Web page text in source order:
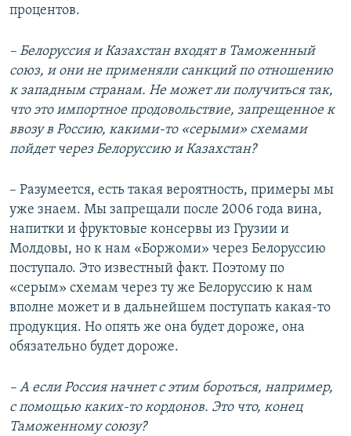
процентов.
– Белоруссия и Казахстан входят в Таможенный
союз, и они не применяли санкций по отношению
к западным странам. Не может ли получиться так,
что это импортное продовольствие, запрещенное к
ввозу в Россию, какими-то «серыми» схемами
пойдет через Белоруссию и Казахстан?
– Разумеется, есть такая вероятность, примеры мы
уже знаем. Мы запрещали после 2006 года вина,
напитки и фруктовые консервы из Грузии и
Молдовы, но к нам «Боржоми» через Белоруссию
поступало. Это известный факт. Поэтому по
«серым» схемам через ту же Белоруссию к нам
вполне может и в дальнейшем поступать какая-то
продукция. Но опять же она будет дороже, она
обязательно будет дороже.
– А если Россия начнет с этим бороться, например,
с помощью каких-то кордонов. Это что, конец
Таможенному союзу?